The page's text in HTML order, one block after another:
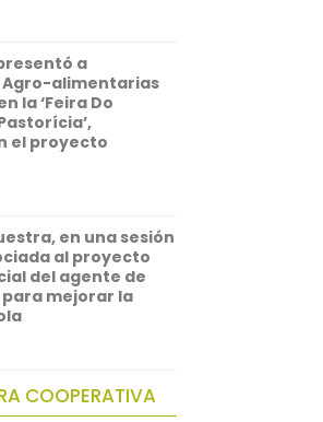
a
alimentarias
la ‘Feira Do
el proyecto
en una sesión
al proyecto
del agente de
mejorar la
COOPERATIVA